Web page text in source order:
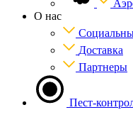
О нас
Доставка
Партнеры
Пест-